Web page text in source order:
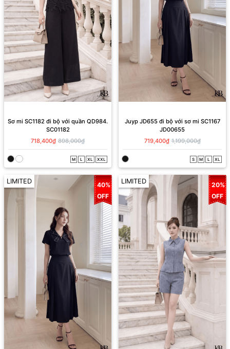
Sơ mi SC1182 đi bộ với quần QD984.
SC01182
718,400₫ 898,000₫
M L XL XXL
Juyp JD655 đi bộ với sơ mi SC1167
JD00655
719,400₫ 1,199,000₫
S M L XL
LIMITED
40%
OFF
LIMITED
20%
OFF